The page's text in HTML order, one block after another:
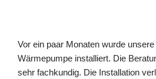
Vor ein paar Monaten wurde
Wärmepumpe installiert. Die
sehr fachkundig. Die Installation